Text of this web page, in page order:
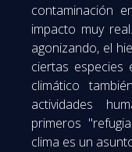
contaminación
impacto muy real.
agonizando, el
ciertas especies
climático
actividades
primeros
clima es un